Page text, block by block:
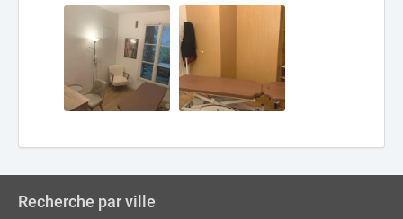
Recherche par ville